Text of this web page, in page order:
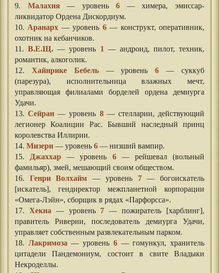
9. Малахия — уровень6 — химера, эмиссар-
ликвидатор Ордена Дискордиум.
10. Аранарх — уровень 6— конструкт, оперативник,
охотник на кебанчиков.
11.В.Е.Щ. — уровень 1 — андроид, пилот, техник,
романтик, алкоголик.
12. Хайнрике Бебель— уровень6 — суккуб
(парезура), исполнительница влажных мечт,
управляющая филиалами борделей ордена демиурга
Удачи.
13.Сейран — уровень 8— стелларии, действующий
легионер Коалиции Рас. Бывший наследный принц
королевства Иллирии.
14. Мизери — уровень 6 — низший вампир.
15.
Джаххар — уровень 6— рейшевал (вольный
фамильяр), змей, мешающий своим обществом.
16. Генри Волхайм — уровень 7— богоискатель
[искатель], гендиректор межпланетной корпорации
«Омега-Лэйн», сборщик в рядах «Парфорсса».
17. Хекна — уровень 7 — пожиратель [харблинг],
правитель Риверии, последователь демиурга Удачи,
управляет собственным развлекательным парком.
18. Лакримоза — уровень 6— гомункул, хранитель
цитадели Пандемониум, состоит в свите Владыки
Некроделлы.